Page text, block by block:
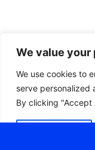
We value your
We use cookies to
serve personalized
By clicking "Accept